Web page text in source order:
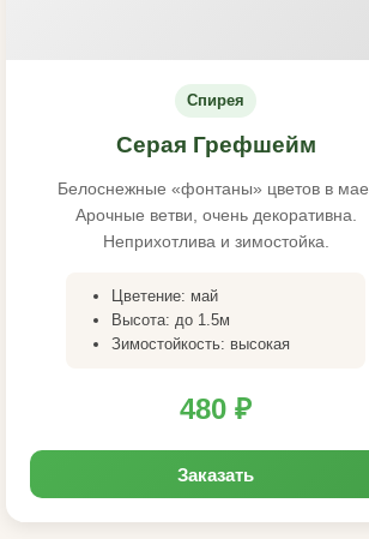
Спирея
Серая Грефшейм
Белоснежные «фонтаны» цветов в мае.
Арочные ветви, очень декоративна.
Неприхотлива и зимостойка.
Цветение: май
Высота: до 1.5м
Зимостойкость: высокая
480 ₽
Заказать